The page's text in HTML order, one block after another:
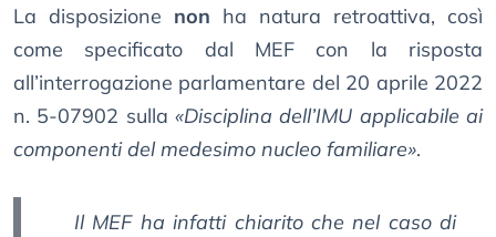
La disposizione non ha natura retroattiva, così
come specificato dal MEF con la risposta
all’interrogazione parlamentare del 20 aprile 2022
n. 5-07902 sulla «Disciplina dell’IMU applicabile ai
componenti del medesimo nucleo familiare».
Il MEF ha infatti chiarito che nel caso di